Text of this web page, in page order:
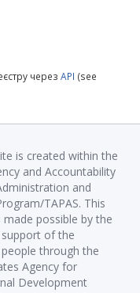
через API (see
is created within the
and Accountability
and
TAPAS. This
made possible by the
of the
through the
Agency for
Development